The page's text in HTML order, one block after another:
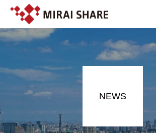
NEWS
NEWS
TECHNOLOGY
SERVICE
REPORT